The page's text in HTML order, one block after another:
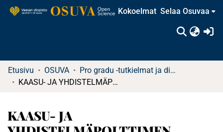
Kokoelmat Selaa Osuvaa
Etusivu OSUVA
Pro gradu -tutkielmat ja diplomityöt (rajattu saatavuus)
KAASU- JA YHDISTELMÄPOLTTIMEN STANDARDIENMUKAINEN EMC-TESTAUS : VAATIMUKSET, VALMISTELUT JA TESTAUS
KAASU- JA